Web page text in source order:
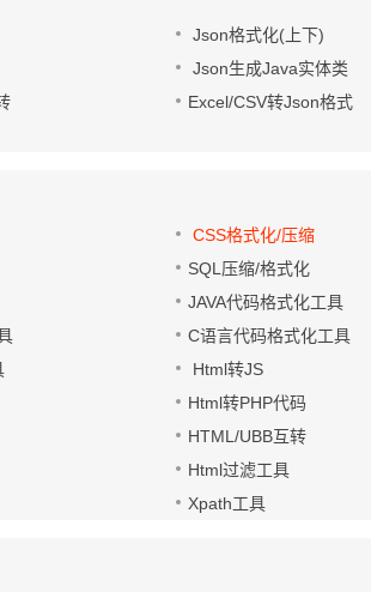
Json格式化(上下)
Json生成Java实体类
Excel/CSV转Json格式
CSS格式化/压缩
SQL压缩/格式化
JAVA代码格式化工具
C语言代码格式化工具
Html转JS
Html转PHP代码
HTML/UBB互转
Html过滤工具
Xpath工具